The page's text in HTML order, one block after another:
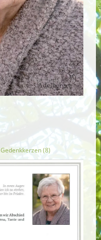
Gedenkkerzen (8)